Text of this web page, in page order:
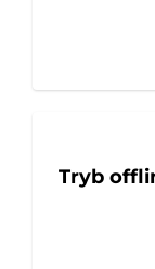
Tryb